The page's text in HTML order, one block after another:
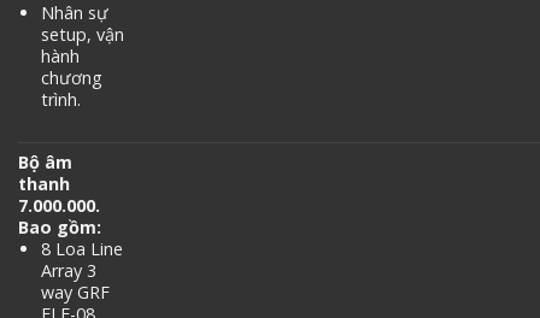
Nhân sự
setup, vận
hành
chương
trình.
Bộ âm
thanh
7.000.000.
Bao gồm:
8 Loa Line
Array 3
way GRF